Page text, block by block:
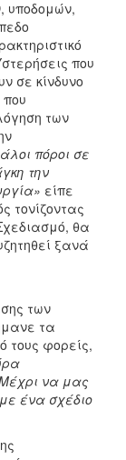
υποδομών,
που
σε κίνδυνο
των
πόροι σε
την
είπε
τονίζοντας
θα
ξανά
των
τα
τους φορείς,
να μας
ένα σχέδιο